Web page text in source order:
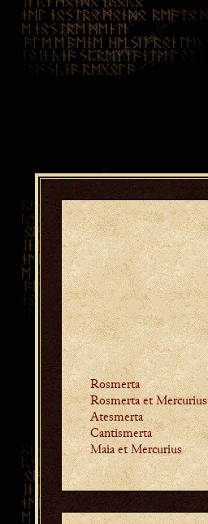
Rosmerta
Rosmerta et Mercurius
Atesmerta
Cantismerta
Maia et Mercurius